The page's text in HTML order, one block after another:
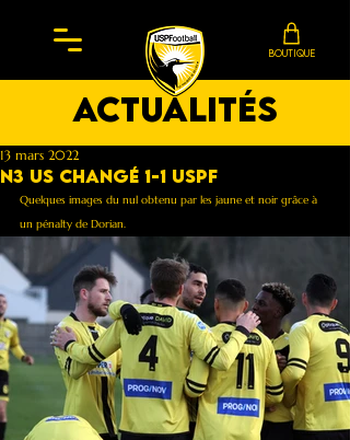
BOUTIQUE
actualités
N3 US Changé 1-1 USPF
13 mars 2022
Quelques images du nul obtenu par les jaune et noir grâce à
un pénalty de Dorian.